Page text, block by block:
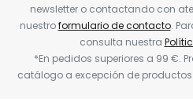
newsletter o contactando con
nuestroformulario de contacto.
consulta nuestra
*En pedidos superiores a 99 €.
catálogo a excepción de productos